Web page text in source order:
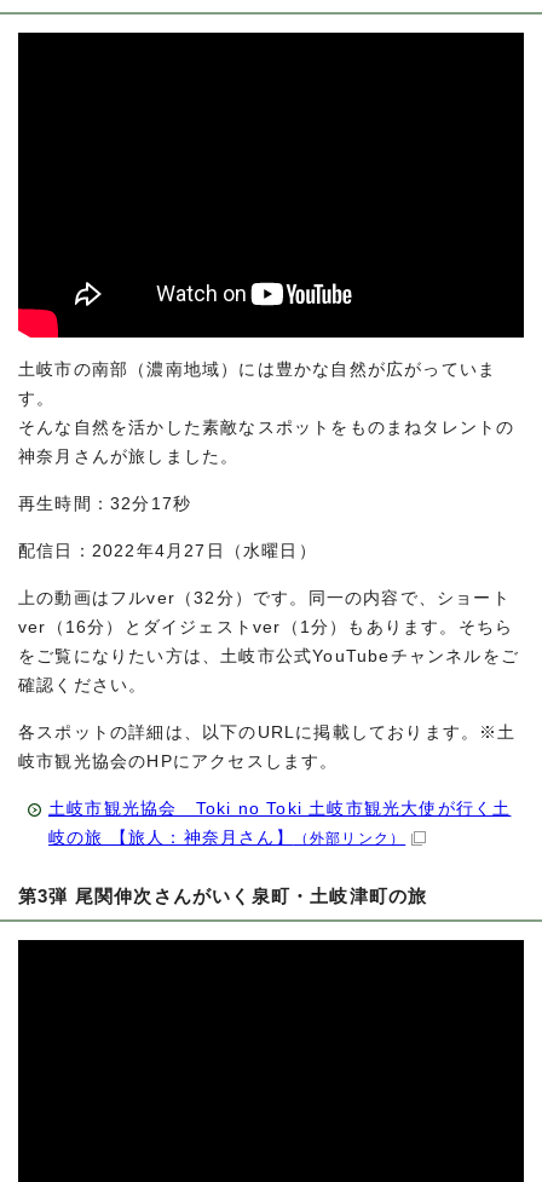
土岐市の南部（濃南地域）には豊かな自然が広がっていま
す。
そんな自然を活かした素敵なスポットをものまねタレントの
神奈月さんが旅しました。
再生時間：32分17秒
配信日：2022年4月27日（水曜日）
上の動画はフルver（32分）です。同一の内容で、ショート
ver（16分）とダイジェストver（1分）もあります。そちら
をご覧になりたい方は、土岐市公式YouTubeチャンネルをご
確認ください。
各スポットの詳細は、以下のURLに掲載しております。※土
岐市観光協会のHPにアクセスします。
土岐市観光協会 Toki no Toki 土岐市観光大使が行く土
岐の旅 【旅人：神奈月さん】
（外部リンク）
第3弾 尾関伸次さんがいく泉町・土岐津町の旅